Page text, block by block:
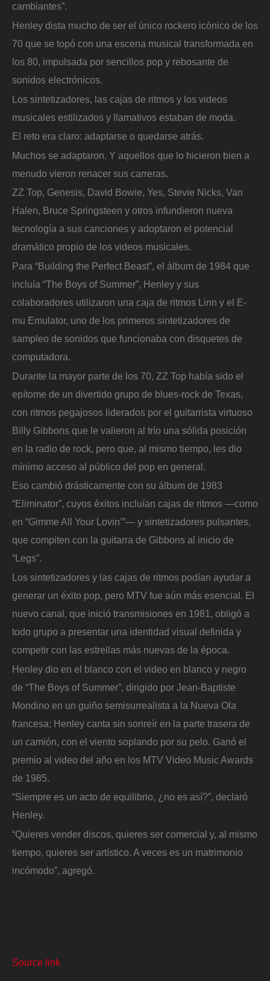
cambiantes”.
Henley dista mucho de ser el único rockero icónico de los
70 que se topó con una escena musical transformada en
los 80, impulsada por sencillos pop y rebosante de
sonidos electrónicos.
Los sintetizadores, las cajas de ritmos y los videos
musicales estilizados y llamativos estaban de moda.
El reto era claro: adaptarse o quedarse atrás.
Muchos se adaptaron. Y aquellos que lo hicieron bien a
menudo vieron renacer sus carreras.
ZZ Top, Genesis, David Bowie, Yes, Stevie Nicks, Van
Halen, Bruce Springsteen y otros infundieron nueva
tecnología a sus canciones y adoptaron el potencial
dramático propio de los videos musicales.
Para “Building the Perfect Beast”, el álbum de 1984 que
incluía “The Boys of Summer”, Henley y sus
colaboradores utilizaron una caja de ritmos Linn y el E-
mu Emulator, uno de los primeros sintetizadores de
sampleo de sonidos que funcionaba con disquetes de
computadora.
Durante la mayor parte de los 70, ZZ Top había sido el
epítome de un divertido grupo de blues-rock de Texas,
con ritmos pegajosos liderados por el guitarrista virtuoso
Billy Gibbons que le valieron al trío una sólida posición
en la radio de rock, pero que, al mismo tiempo, les dio
mínimo acceso al público del pop en general.
Eso cambió drásticamente con su álbum de 1983
“Eliminator”, cuyos éxitos incluían cajas de ritmos —como
en “Gimme All Your Lovin’”— y sintetizadores pulsantes,
que compiten con la guitarra de Gibbons al inicio de
“Legs”.
Los sintetizadores y las cajas de ritmos podían ayudar a
generar un éxito pop, pero MTV fue aún más esencial. El
nuevo canal, que inició transmisiones en 1981, obligó a
todo grupo a presentar una identidad visual definida y
competir con las estrellas más nuevas de la época.
Henley dio en el blanco con el video en blanco y negro
de “The Boys of Summer”, dirigido por Jean-Baptiste
Mondino en un guiño semisurrealista a la Nueva Ola
francesa; Henley canta sin sonreír en la parte trasera de
un camión, con el viento soplando por su pelo. Ganó el
premio al video del año en los MTV Video Music Awards
de 1985.
“Siempre es un acto de equilibrio, ¿no es así?”, declaró
Henley.
“Quieres vender discos, quieres ser comercial y, al mismo
tiempo, quieres ser artístico. A veces es un matrimonio
incómodo”, agregó.
Source link